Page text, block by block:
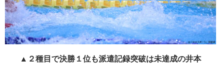
▲２種目で決勝１位も派遣記録突破は未達成の井本